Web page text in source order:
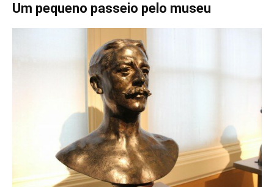
Um pequeno passeio pelo museu